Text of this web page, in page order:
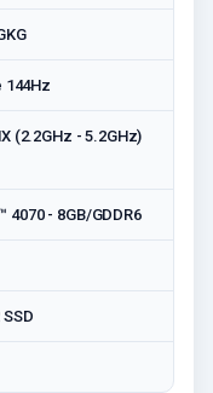
144Hz
(2.2GHz - 5.2GHz)
4070 - 8GB/GDDR6